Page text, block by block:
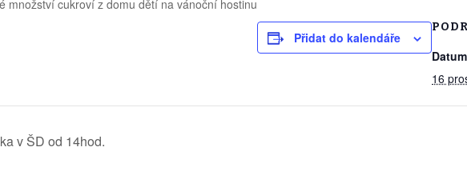
množství cukroví z domu dětí na vánoční hostinu
Přidat do kalendáře
16
v ŠD od 14hod.